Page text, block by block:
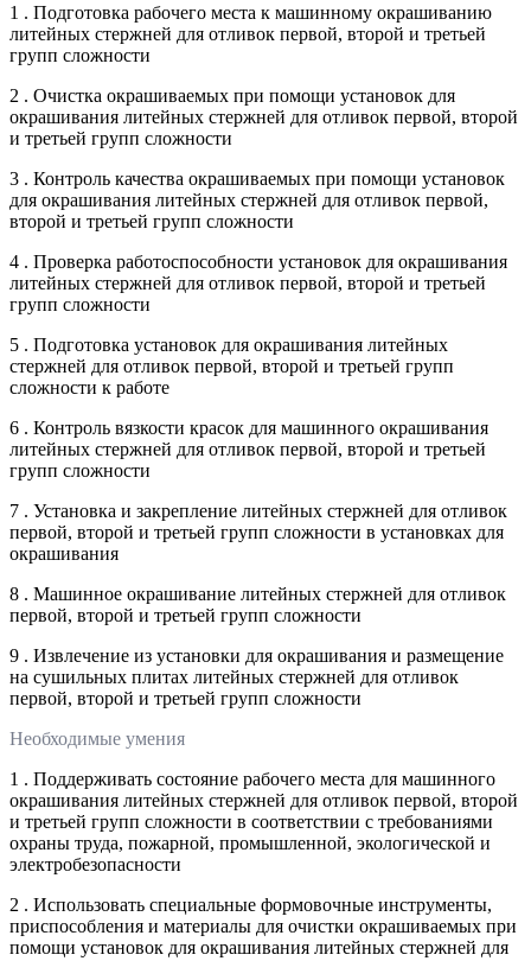
1 . Подготовка рабочего места к машинному окрашиванию
литейных стержней для отливок первой, второй и третьей
групп сложности
2 . Очистка окрашиваемых при помощи установок для
окрашивания литейных стержней для отливок первой, второй
и третьей групп сложности
3 . Контроль качества окрашиваемых при помощи установок
для окрашивания литейных стержней для отливок первой,
второй и третьей групп сложности
4 . Проверка работоспособности установок для окрашивания
литейных стержней для отливок первой, второй и третьей
групп сложности
5 . Подготовка установок для окрашивания литейных
стержней для отливок первой, второй и третьей групп
сложности к работе
6 . Контроль вязкости красок для машинного окрашивания
литейных стержней для отливок первой, второй и третьей
групп сложности
7 . Установка и закрепление литейных стержней для отливок
первой, второй и третьей групп сложности в установках для
окрашивания
8 . Машинное окрашивание литейных стержней для отливок
первой, второй и третьей групп сложности
9 . Извлечение из установки для окрашивания и размещение
на сушильных плитах литейных стержней для отливок
первой, второй и третьей групп сложности
Необходимые умения
1 . Поддерживать состояние рабочего места для машинного
окрашивания литейных стержней для отливок первой, второй
и третьей групп сложности в соответствии с требованиями
охраны труда, пожарной, промышленной, экологической и
электробезопасности
2 . Использовать специальные формовочные инструменты,
приспособления и материалы для очистки окрашиваемых при
помощи установок для окрашивания литейных стержней для